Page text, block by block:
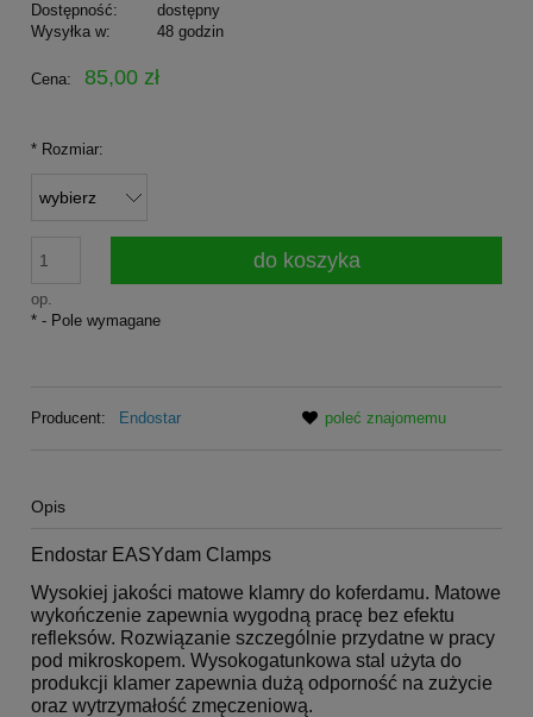
Dostępność:
dostępny
Wysyłka w:
48 godzin
Cena: 85,00 zł
* Rozmiar:
op.
do koszyka
* - Pole wymagane
Producent: Endostar poleć znajomemu
Opis
Endostar EASYdam Clamps
Wysokiej jakości matowe klamry do koferdamu. Matowe
wykończenie zapewnia wygodną pracę bez efektu
refleksów. Rozwiązanie szczególnie przydatne w pracy
pod mikroskopem. Wysokogatunkowa stal użyta do
produkcji klamer zapewnia dużą odporność na zużycie
oraz wytrzymałość zmęczeniową.